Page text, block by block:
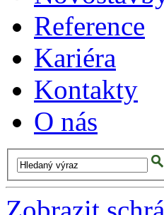
Reference
Kariéra
Kontakty
O nás